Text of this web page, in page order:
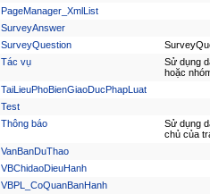
PageManager_XmlList
SurveyAnswer
SurveyQuestion
Tác vụ
Sử dụng
hoặc
TaiLieuPhoBienGiaoDucPhapLuat
Test
Thông báo
Sử dụng
chủ của
VanBanDuThao
VBChidaoDieuHanh
VBPL_CoQuanBanHanh